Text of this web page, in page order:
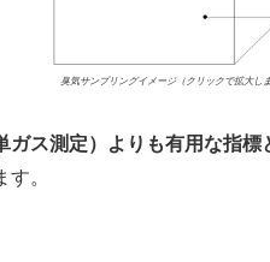
臭気サンプリングイメージ（クリックで拡大しま
ス測定）よりも有用な指標
。